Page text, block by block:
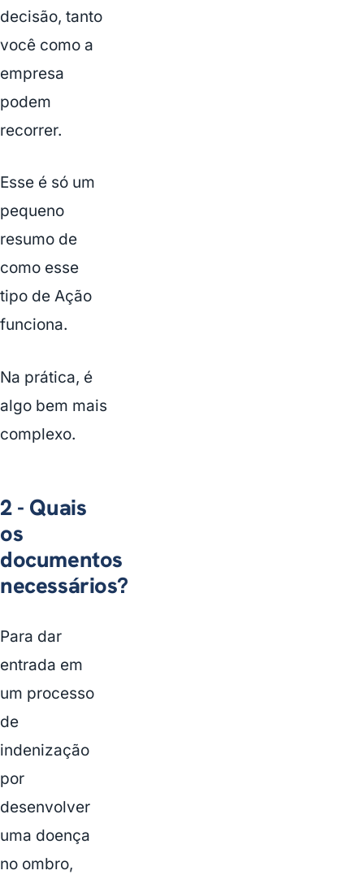
decisão, tanto
você como a
empresa
podem
recorrer.
Esse é só um
pequeno
resumo de
como esse
tipo de Ação
funciona.
Na prática, é
algo bem mais
complexo.
2 - Quais
os
documentos
necessários?
Para dar
entrada em
um processo
de
indenização
por
desenvolver
uma doença
no ombro,